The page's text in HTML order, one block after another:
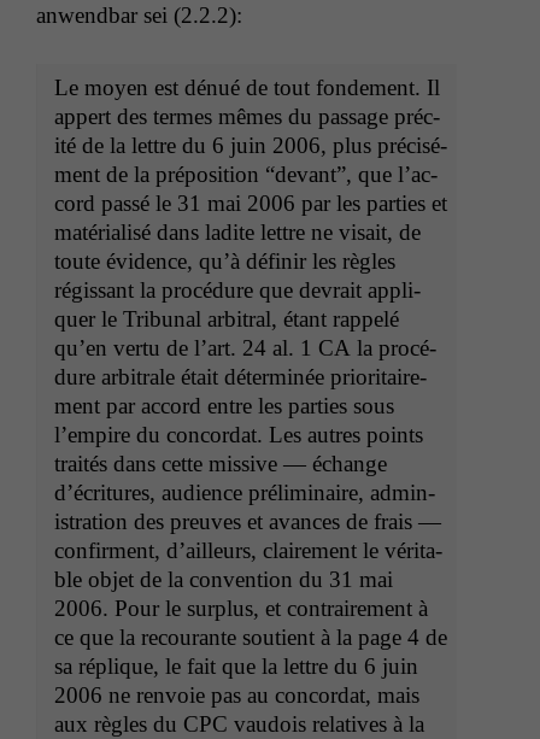
anwend­bar sei (2.2.2):
Le moyen est dénué de tout fonde­ment. Il
appert des ter­mes mêmes du pas­sage préc­
ité de la let­tre du 6 juin 2006, plus pré­cisé­
ment de la pré­po­si­tion “devant”, que l’ac­
cord passé le 31 mai 2006 par les par­ties et
matéri­al­isé dans ladite let­tre ne visait, de
toute évi­dence, qu’à définir les règles
régis­sant la procé­dure que devrait appli­
quer le Tri­bunal arbi­tral, étant rap­pelé
qu’en ver­tu de l’art. 24 al. 1 CA la procé­
dure arbi­trale était déter­minée pri­or­i­taire­
ment par accord entre les par­ties sous
l’em­pire du con­cor­dat. Les autres points
traités dans cette mis­sive — échange
d’écri­t­ures, audi­ence prélim­i­naire, admin­
is­tra­tion des preuves et avances de frais —
con­fir­ment, d’ailleurs, claire­ment le véri­ta­
ble objet de la con­ven­tion du 31 mai
2006. Pour le sur­plus, et con­traire­ment à
ce que la recourante sou­tient à la page 4 de
sa réplique, le fait que la let­tre du 6 juin
2006 ne ren­voie pas au con­cor­dat, mais
aux règles du CPC vau­dois rel­a­tives à la